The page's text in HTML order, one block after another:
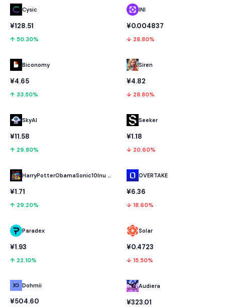
Cysic
¥128.51
↑ 50.30%
Biconomy
¥4.65
↑ 33.50%
SkyAI
¥11.58
↑ 29.80%
HarryPotterObamaSonic10Inu (ETH)
¥1.71
↑ 29.20%
Paradex
¥1.93
↑ 22.10%
Dohrnii
¥504.60
INI
¥0.004837
↓ 28.80%
Siren
¥4.82
↓ 28.80%
Seeker
¥1.18
↓ 20.60%
OVERTAKE
¥6.36
↓ 18.60%
Solar
¥0.4723
↓ 15.50%
Audiera
¥323.01